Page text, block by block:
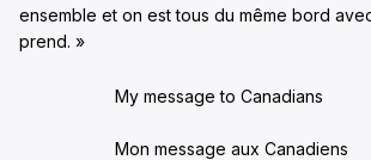
ensemble et on est tous du même bord
prend. »
My message to Canadians
Mon message aux Canadiens